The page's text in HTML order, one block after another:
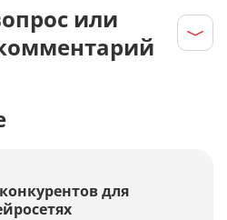
или
для